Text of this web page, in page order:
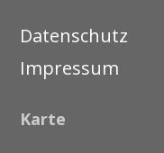
Datenschutz
Impressum
Karte